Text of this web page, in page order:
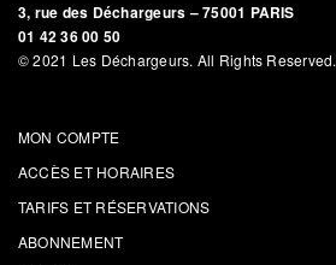
3, rue des Déchargeurs – 75001 PARIS
01 42 36 00 50
© 2021 Les Déchargeurs. All Rights Reserved.
MON COMPTE
ACCÈS ET HORAIRES
TARIFS ET RÉSERVATIONS
ABONNEMENT